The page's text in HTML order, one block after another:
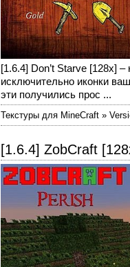
[1.6.4] Don’t Starve [128х]
исключительно иконки
эти получились прос ...
Текстуры для MineCraft »
[1.6.4] ZobCraft